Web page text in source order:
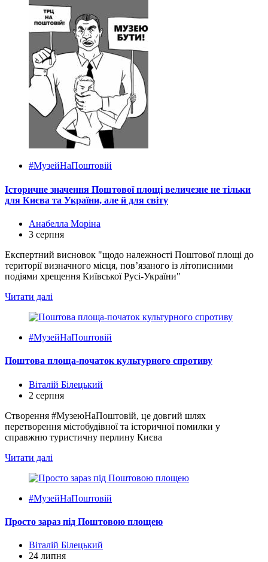
#МузейНаПоштовій
Історичне значення Поштової площі величезне не тільки
для Києва та України, але й для світу
Анабелла Моріна
3 серпня
Експертний висновок "щодо належності Поштової площі до
території визначного місця, пов’язаного із літописними
подіями хрещення Київської Русі-України"
Читати далі
#МузейНаПоштовій
Поштова площа-початок культурного спротиву
Віталій Білецький
2 серпня
Створення #МузеюНаПоштовій, це довгий шлях
перетворення містобудівної та історичної помилки у
справжню туристичну перлину Києва
Читати далі
#МузейНаПоштовій
Просто зараз під Поштовою площею
Віталій Білецький
24 липня